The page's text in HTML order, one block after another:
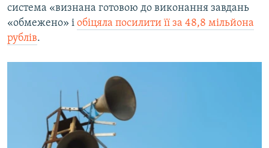
система «визнана готовою до виконання завдань
«обмежено» і обіцяла посилити її за 48,8 мільйона
рублів.